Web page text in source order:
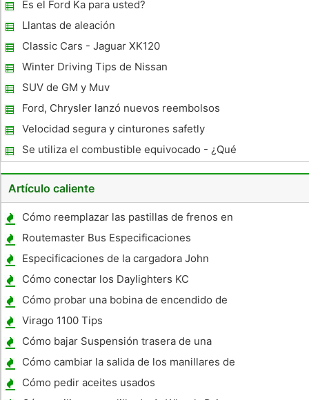
Es el Ford Ka para usted?
Llantas de aleación
Classic Cars - Jaguar XK120
Winter Driving Tips de Nissan
SUV de GM y Muv
Ford, Chrysler lanzó nuevos reembolsos
Velocidad segura y cinturones safetly
Se utiliza el combustible equivocado - ¿Qué
debo esperar cuando esto sucede
Artículo caliente
Cómo reemplazar las pastillas de frenos en
la parte trasera de un Chrysler Van 2001
Routemaster Bus Especificaciones
Especificaciones de la cargadora John
Deere 245
Cómo conectar los Daylighters KC
Cómo probar una bobina de encendido de
Yamaha YFM 80 YFM80 vehículos todo
terreno
Virago 1100 Tips
Cómo bajar Suspensión trasera de una
motocicleta
Cómo cambiar la salida de los manillares de
la Yamaha V-Star 650 Custom
Cómo pedir aceites usados ​​